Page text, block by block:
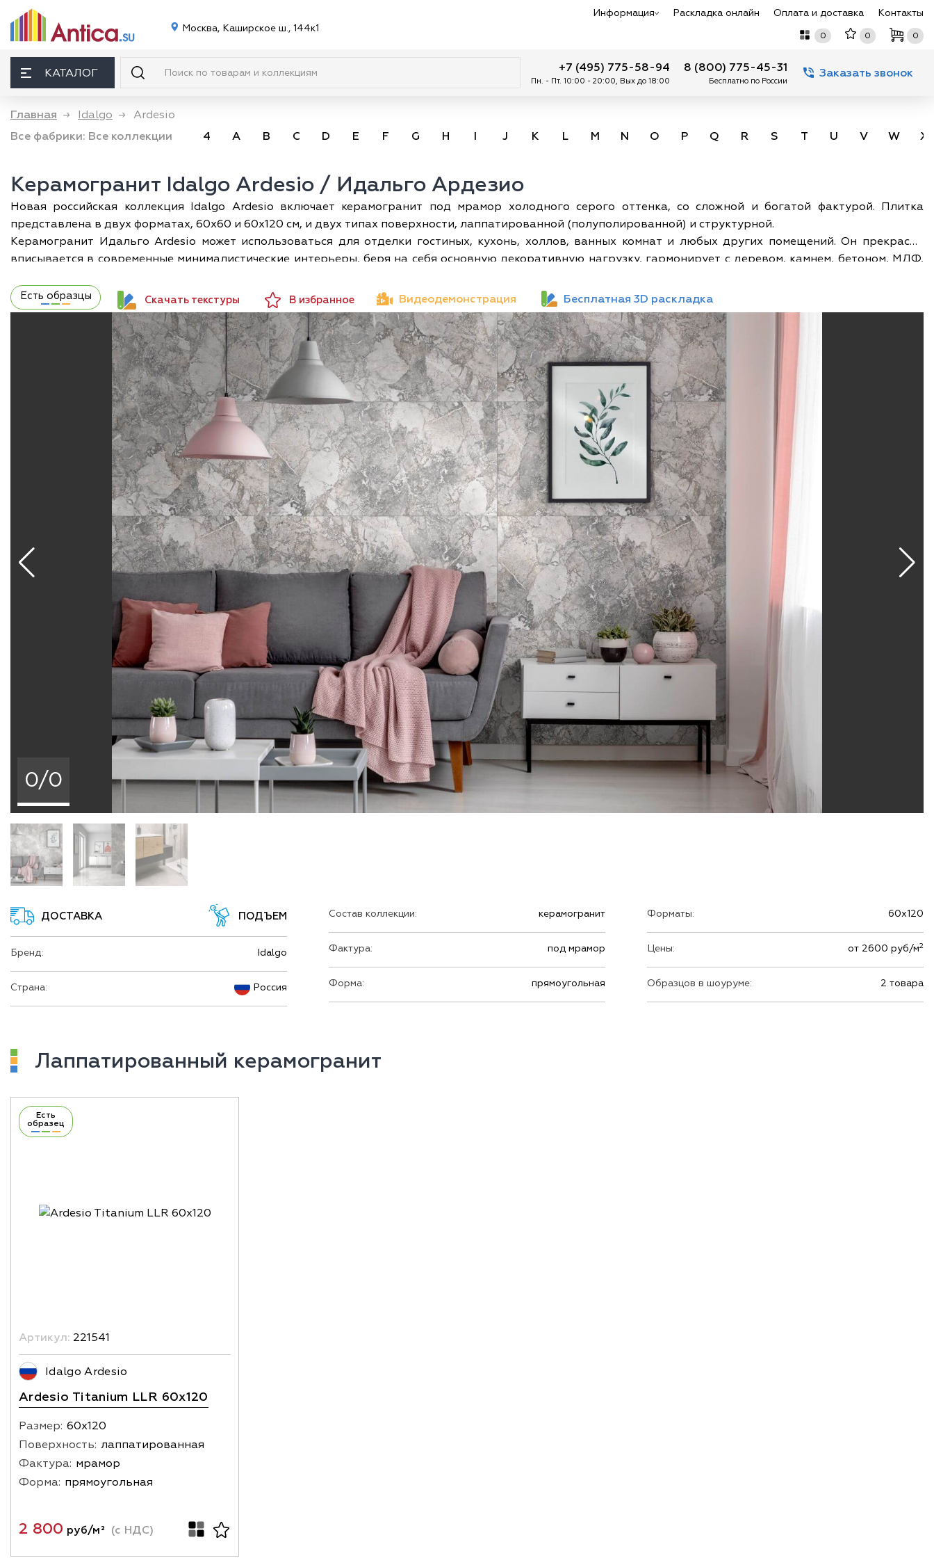
Москва, Каширское ш., 144к1
Информация Раскладка онлайн Оплата и доставка Контакты
0 0 0
КАТАЛОГ +7 (495) 775-58-94
Пн. - Пт. 10:00 - 20:00, Вых до 18:00
8 (800) 775-45-31
Бесплатно по России
Заказать звонок
Главная → Idalgo → Ardesio
Все фабрики: Все коллекции 4 A B C D E F G H I J K L M N O P Q R S T U V W X
Керамогранит Idalgo Ardesio / Идальго Ардезио
Новая российская коллекция Idalgo Ardesio включает керамогранит под мрамор холодного серого оттенка, со сложной и богатой фактурой. Плитка
представлена в двух форматах, 60х60 и 60х120 см, и двух типах поверхности, лаппатированной (полуполированной) и структурной.
Керамогранит Идальго Ardesio может использоваться для отделки гостиных, кухонь, холлов, ванных комнат и любых других помещений. Он прекрасно
вписывается в современные минималистические интерьеры, беря на себя основную декоративную нагрузку, гармонирует с деревом, камнем, бетоном, МДФ,
металлическими оттенками. И лаппатированная, и структурная поверхность обладают хорошими противоскользящими свойствами. Первая с ее
привлекательным легким блеском подойдет для облицовки ванных комнат, прихожих, лоджий; вторая – для оформления входных зон, веранд и других мест с
высокой проходимостью. Керамогранит прочен, устойчив к влаге, перепадам температур, механическим и химическим воздействиям, загрязнениям и
образованию пятен, практичен и долговечен.
Есть образцы Скачать текстуры В избранное Видеодемонстрация Бесплатная 3D раскладка
0/0
ДОСТАВКА ПОДЪЕМ
Бренд: Idalgo
Страна: Россия
Состав коллекции: керамогранит
Фактура: под мрамор
Форма: прямоугольная
Форматы: 60х120
Цены: от 2600 руб/м2
Образцов в шоуруме: 2 товара
Лаппатированный керамогранит
Есть
образец
Артикул: 221541
Idalgo Ardesio
Ardesio Titanium LLR 60x120
Размер: 60х120
Поверхность: лаппатированная
Фактура: мрамор
Форма: прямоугольная
2 800 руб/м² (с НДС)